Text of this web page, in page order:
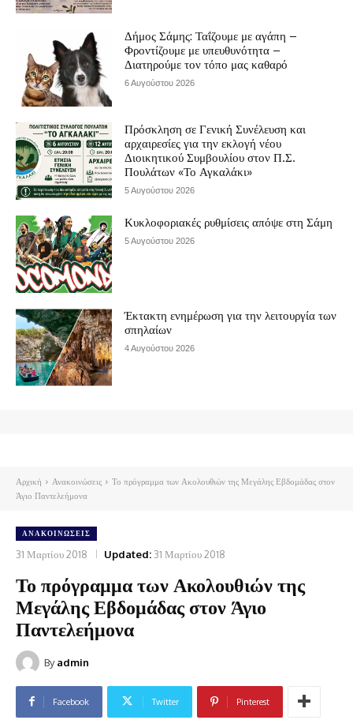
Δήμος Σάμης: Ταΐζουμε με αγάπη –
Φροντίζουμε με υπευθυνότητα –
Διατηρούμε τον τόπο μας καθαρό
6 Αυγούστου 2026
Πρόσκληση σε Γενική Συνέλευση και
αρχαιρεσίες για την εκλογή νέου
Διοικητικού Συμβουλίου στον Π.Σ.
Πουλάτων «Το Αγκαλάκι»
5 Αυγούστου 2026
Κυκλοφοριακές ρυθμίσεις απόψε στη Σάμη
5 Αυγούστου 2026
Έκτακτη ενημέρωση για την λειτουργία των
σπηλαίων
4 Αυγούστου 2026